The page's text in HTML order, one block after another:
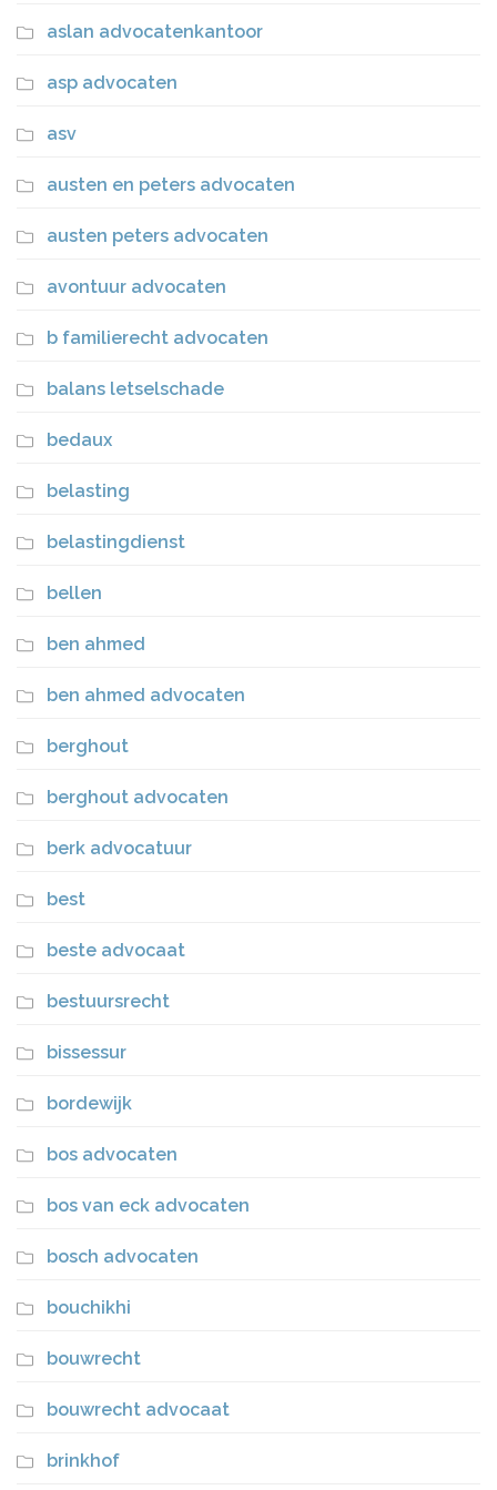
aslan advocatenkantoor
asp advocaten
asv
austen en peters advocaten
austen peters advocaten
avontuur advocaten
b familierecht advocaten
balans letselschade
bedaux
belasting
belastingdienst
bellen
ben ahmed
ben ahmed advocaten
berghout
berghout advocaten
berk advocatuur
best
beste advocaat
bestuursrecht
bissessur
bordewijk
bos advocaten
bos van eck advocaten
bosch advocaten
bouchikhi
bouwrecht
bouwrecht advocaat
brinkhof